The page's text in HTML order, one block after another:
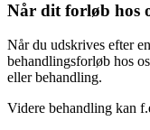
Når dit forløb hos
Når du udskrives efter
behandlingsforløb hos
eller behandling.
Videre behandling kan